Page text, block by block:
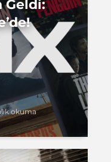
Geldi:
okuma